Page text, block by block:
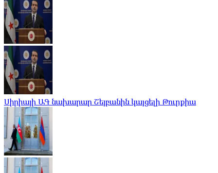
Սիրիայի ԱԳ նախարար Շեյբանին կայցելի Թուրքիա